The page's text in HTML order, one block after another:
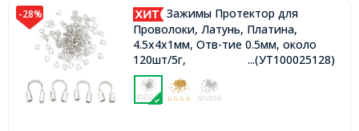
-28%
Зажимы Протектор для
Проволоки, Латунь, Платина,
4.5x4x1мм, Отв-тие 0.5мм, около
120шт/5г,
...(УТ100025128)